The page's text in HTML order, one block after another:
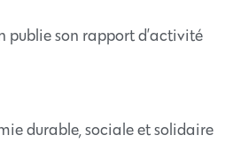
publie son rapport d’activité
durable, sociale et solidaire